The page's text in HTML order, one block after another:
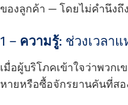
ของลูกค้า — โดยไม่คํานึง
1 – ความรู้: ช่วงเวลา
เมื่อผู้บริโภคเข้าใจว่าพวก
หายหรือซื้อจักรยานคันที่สอ